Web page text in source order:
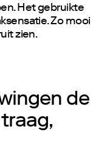
Het gebruikte
Zo mooi
zien.
de